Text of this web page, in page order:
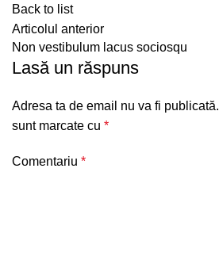
Back to list
Articolul anterior
Non vestibulum lacus sociosqu
Lasă un răspuns
Adresa ta de email nu va fi publicată.
sunt marcate cu *
Comentariu *